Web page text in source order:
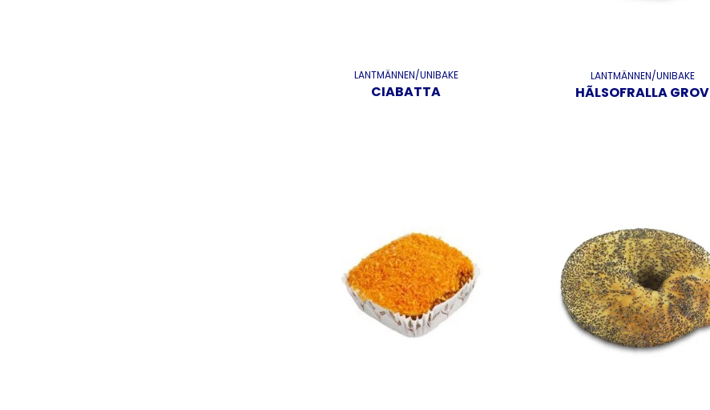
LANTMÄNNEN/UNIBAKE
CIABATTA
LANTMÄNNEN/UNIBAKE
HÃLSOFRALLA GROV